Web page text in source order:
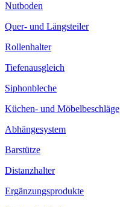
Nutboden
Quer- und Längsteiler
Rollenhalter
Tiefenausgleich
Siphonbleche
Küchen- und Möbelbeschläge
Abhängesystem
Barstütze
Distanzhalter
Ergänzungsprodukte